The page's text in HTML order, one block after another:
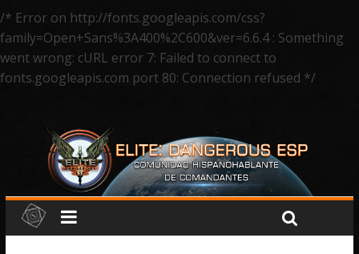
/* Error on http://fonts.googleapis.com/css?
family=Open+Sans%3A400%2C600&ver=6.6.4 : Something
went wrong: cURL error 7: Failed to connect to
fonts.googleapis.com port 80: Connection refused */